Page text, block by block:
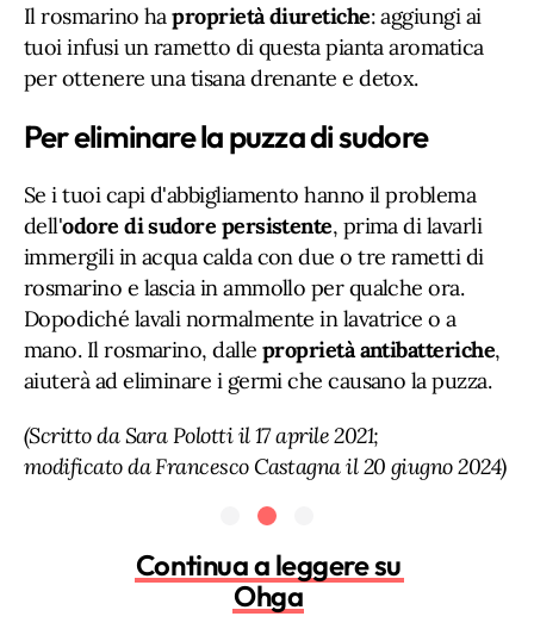
Il rosmarino haproprietà diuretiche: aggiungi ai
tuoi infusi un rametto di questa pianta aromatica
per ottenere una tisana drenante e detox.
Per eliminare la puzza di sudore
Se i tuoi capi d'abbigliamento hanno il problema
dell'odore di sudore persistente, prima di lavarli
immergili in acqua calda con due o tre rametti di
rosmarino e lascia in ammollo per qualche ora.
Dopodiché lavali normalmente in lavatrice o a
mano. Il rosmarino, dalle proprietà antibatteriche,
aiuterà ad eliminare i germi che causano la puzza.
(Scritto da Sara Polotti il 17 aprile 2021;
modificato da Francesco Castagna il 20 giugno 2024)
Continua a leggere su
Ohga